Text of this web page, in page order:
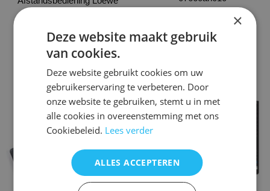
Opties selecteren Opties selecteren
productpagina
Dit
product
heeft
meerdere
Deze
optie
Dit
product
heeft
Deze
×
Deze website maakt gebruik
van cookies.
Deze website gebruikt cookies om uw
gebruikerservaring te verbeteren. Door
onze website te gebruiken, stemt u in met
alle cookies in overeenstemming met ons
Cookiebeleid. Lees verder
ALLES ACCEPTEREN